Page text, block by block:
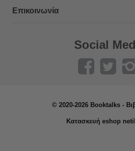
Επικοινωνία
Social
© 2020-2026 Booktalks -
Κατασκευή eshop